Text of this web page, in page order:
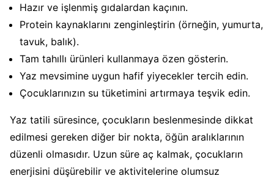
Hazır ve işlenmiş gıdalardan kaçının.
Protein kaynaklarını zenginleştirin (örneğin, yumurta,
tavuk, balık).
Tam tahıllı ürünleri kullanmaya özen gösterin.
Yaz mevsimine uygun hafif yiyecekler tercih edin.
Çocuklarınızın su tüketimini artırmaya teşvik edin.
Yaz tatili süresince, çocukların beslenmesinde dikkat
edilmesi gereken diğer bir nokta, öğün aralıklarının
düzenli olmasıdır. Uzun süre aç kalmak, çocukların
enerjisini düşürebilir ve aktivitelerine olumsuz